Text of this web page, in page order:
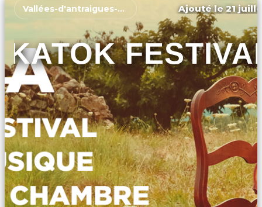
Vallées-d'antraigues-asperjoc Ajouté le 21
KATOK